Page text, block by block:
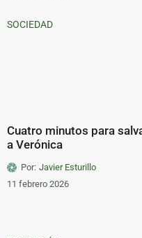
SOCIEDAD
Cuatro minutos para
a Verónica
Por: Javier Esturillo
11 febrero 2026